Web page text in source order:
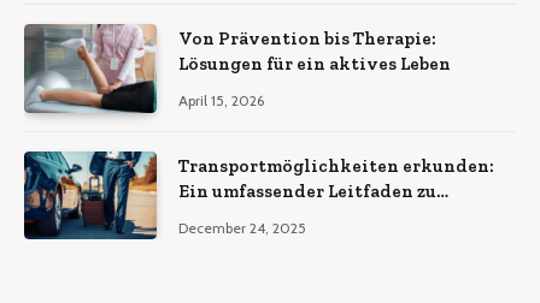
Von Prävention bis Therapie:
Lösungen für ein aktives Leben
April 15, 2026
Transportmöglichkeiten erkunden:
Ein umfassender Leitfaden zu
Transportdienstleistungen
December 24, 2025